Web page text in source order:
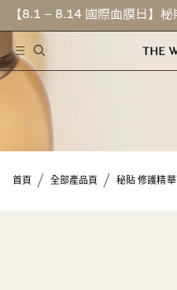
【8.1 – 8.14 國際面膜日】
首頁 / 全部產品頁 / 秘貼 修護精